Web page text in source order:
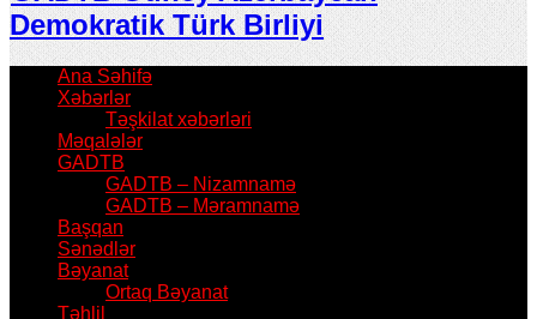
Demokratik Türk Birliyi
Ana Səhifə
Xəbərlər
Təşkilat xəbərləri
Məqalələr
GADTB
GADTB – Nizamnamə
GADTB – Məramnamə
Başqan
Sənədlər
Bəyanat
Ortaq Bəyanat
Təhlil